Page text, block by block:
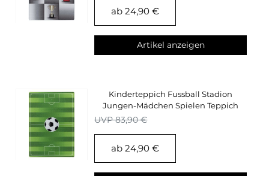
ab 24,90 €
Artikel anzeigen
Kinderteppich Fussball Stadion
Jungen-Mädchen Spielen Teppich
Kinderzimmer
UVP 83,90 €
ab 24,90 €